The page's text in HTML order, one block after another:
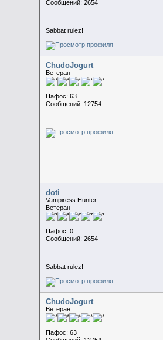
Сообщений: 2654
Sabbat rulez!
ChudoJogurt
Ветеран
Пафос: 63
Сообщений: 12754
doti
Vampiress Hunter
Ветеран
Пафос: 0
Сообщений: 2654
Sabbat rulez!
ChudoJogurt
Ветеран
Пафос: 63